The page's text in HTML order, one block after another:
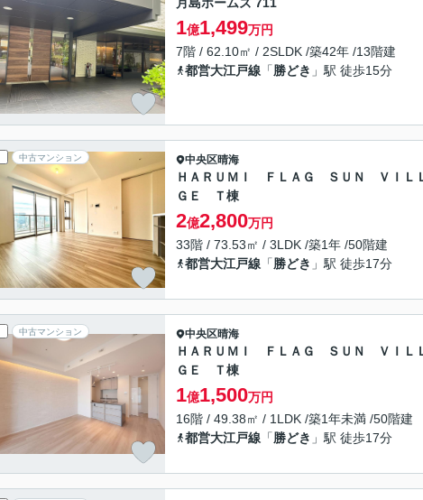
1億1,499万円
7階 / 62.10㎡ / 2SLDK /築42年 /13階建
都営大江戸線 「勝どき 」駅 徒歩15分
中古マンション 中央区晴海
ＨＡＲＵＭＩ ＦＬＡＧ ＳＵＮ ＶＩＬ
ＧＥ Ｔ棟
2億2,800万円
33階 / 73.53㎡ / 3LDK /築1年 /50階建
都営大江戸線 「勝どき 」駅 徒歩17分
中古マンション 中央区晴海
ＨＡＲＵＭＩ ＦＬＡＧ ＳＵＮ ＶＩＬ
ＧＥ Ｔ棟
1億1,500万円
16階 / 49.38㎡ / 1LDK /築1年未満 /50階建
都営大江戸線 「勝どき 」駅 徒歩17分